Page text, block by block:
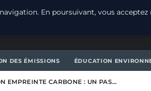
DES ÉMISSIONS ÉDUCATION
EMPREINTE CARBONE : UN PAS…
En poursuivant, vous